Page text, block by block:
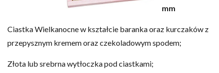
mm
Ciastka Wielkanocne w kształcie baranka oraz kurczaków z
przepysznym kremem oraz czekoladowym spodem;
Złota lub srebrna wytłoczka pod ciastkami;